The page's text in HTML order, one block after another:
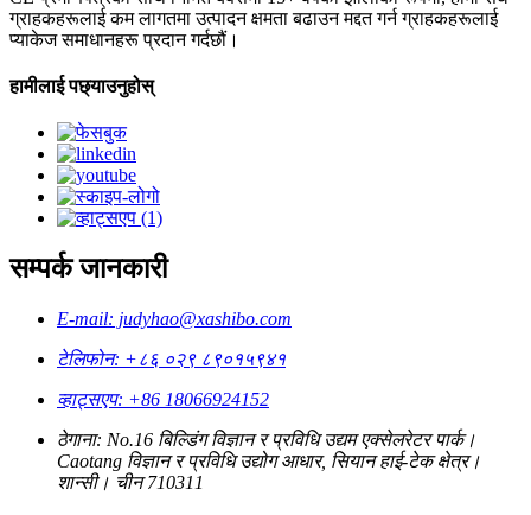
ग्राहकहरूलाई कम लागतमा उत्पादन क्षमता बढाउन मद्दत गर्न ग्राहकहरूलाई
प्याकेज समाधानहरू प्रदान गर्दछौं।
हामीलाई पछ्याउनुहोस्
सम्पर्क जानकारी
E-mail: judyhao@xashibo.com
टेलिफोन: +८६ ०२९ ८९०१५९४१
व्हाट्सएप: +86 18066924152
ठेगाना: No.16 बिल्डिंग विज्ञान र प्रविधि उद्यम एक्सेलरेटर पार्क।
Caotang विज्ञान र प्रविधि उद्योग आधार, सियान हाई-टेक क्षेत्र।
शान्सी। चीन 710311